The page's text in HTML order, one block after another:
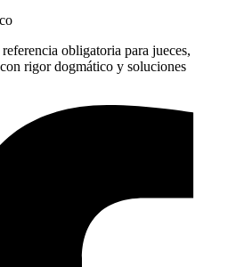
obligatoria para jueces,
rigor dogmático y soluciones